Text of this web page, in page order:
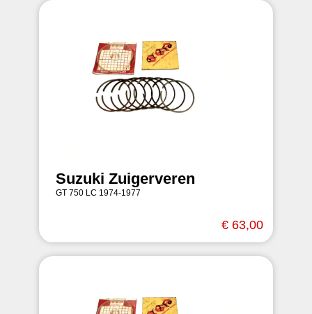
Suzuki Zuigerveren
GT 750 LC 1974-1977
€ 63,00